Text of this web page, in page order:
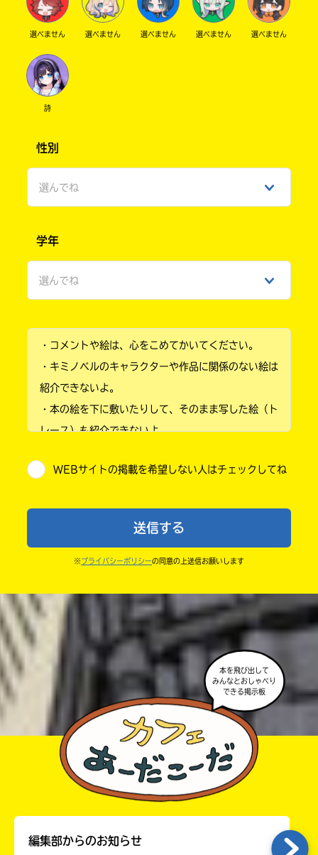
選べません 選べません 選べません 選べません 選べません
詩
性別
選んでね
ひみつ
学年
選んでね
小学2年
小学4年
小学6年
中学1年
高校生以上
・コメントや絵は、心をこめてかいてください。
・キミノベルのキャラクターや作品に関係のない絵は
紹介できないよ。
・本の絵を下に敷いたりして、そのまま写した絵（ト
レース）も紹介できないよ。
・送ってからすぐには紹介されないので、待ってて
ならないよう気をつけてね。
・キャンペーン開催中は、投稿した後の画面にバナー
・ポプラ社の宣伝物で紹介させてもらうことがある
・かき終えたら、人を傷つけていたり、個人情報をか
きこんでいたり、字がまちがっていたりしないか、読
WEBサイトの掲載を希望しない人はチェックしてね
送信する
※ プライバシーポリシーの同意の上送信お願いします
本を飛び出して
みんなとおしゃべり
できる掲示板
編集部からのお知らせ